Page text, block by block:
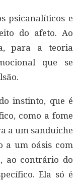
psicanalíticos e
do afeto. Ao
para a teoria
que se
instinto, que é
como a fome
a um sanduíche
a um oásis com
ao contrário do
Ela só é